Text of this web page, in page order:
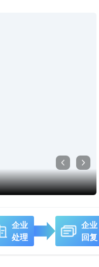
企业
处理
企业
回复